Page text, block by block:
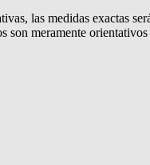
las medidas exactas
son meramente